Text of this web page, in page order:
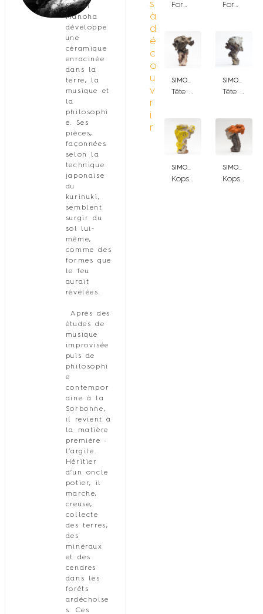
Simon
Manoha
développe
une
céramique
enracinée
dans la
terre, la
musique et
la
philosophi
e. Ses
pièces,
façonnées
selon la
technique
japonaise
du
kurinuki,
semblent
surgir du
sol lui-
même,
comme des
formes que
le feu
aurait
révélées.
Après des
études de
musique
improvisée
puis de
philosophi
e
contempor
aine à la
Sorbonne,
il revient à
la matière
première :
l’argile.
Héritier
d’un oncle
potier, il
marche,
creuse,
collecte
des terres,
des
minéraux
et des
cendres
dans les
forêts
ardéchoise
s. Ces
s
à
d
é
c
o
u
v
r
i
r
Forme de Vie 2 Forme de Vie 1
SIMON MANOHA
Tête 30
SIMON MANOHA
Tête 25
SIMON MANOHA
Kopschmerzen 31
SIMON MANOHA
Kopschmerzen 35